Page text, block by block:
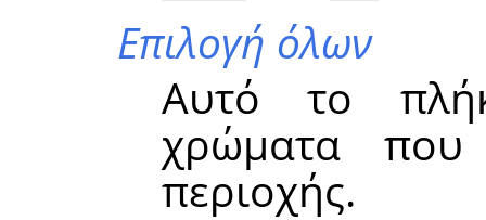
Επιλογή όλων
Αυτό το
χρώματα που
περιοχής.